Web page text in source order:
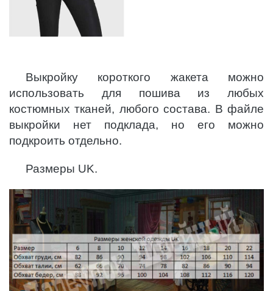
Выкройку короткого жакета можно
использовать для пошива из любых
костюмных тканей, любого состава. В файле
выкройки нет подклада, но его можно
подкроить отдельно.
Размеры UK.